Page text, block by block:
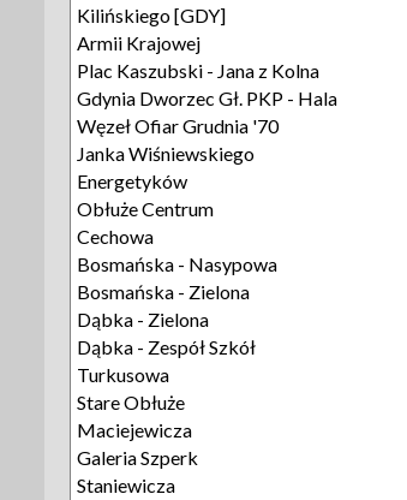
Kilińskiego [GDY]
Armii Krajowej
Plac Kaszubski - Jana z Kolna
Gdynia Dworzec Gł. PKP - Hala
Węzeł Ofiar Grudnia '70
Janka Wiśniewskiego
Energetyków
Obłuże Centrum
Cechowa
Bosmańska - Nasypowa
Bosmańska - Zielona
Dąbka - Zielona
Dąbka - Zespół Szkół
Turkusowa
Stare Obłuże
Maciejewicza
Galeria Szperk
Staniewicza